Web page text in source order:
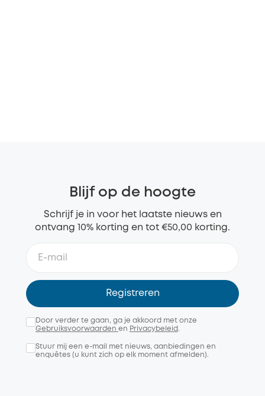
Blijf op de hoogte
Schrijf je in voor het laatste nieuws en
ontvang 10% korting en tot €50,00 korting.
Registreren
Door verder te gaan, ga je akkoord met onze
Gebruiksvoorwaarden en Privacybeleid.
Stuur mij een e-mail met nieuws, aanbiedingen en
enquêtes (u kunt zich op elk moment afmelden).